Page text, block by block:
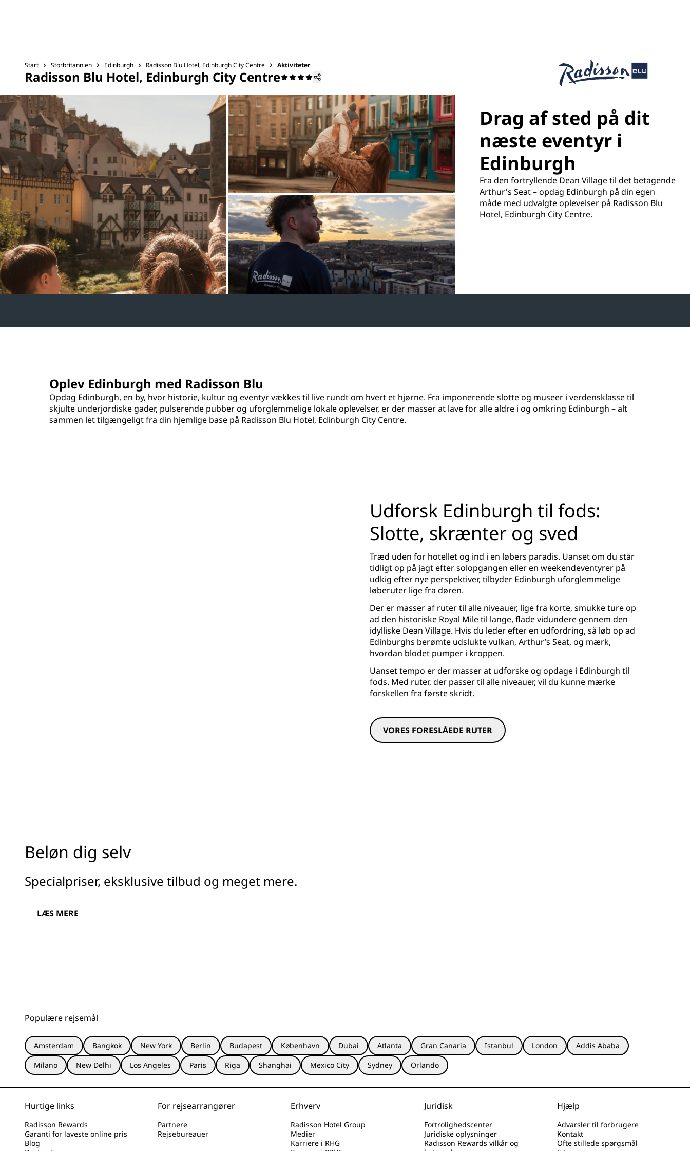
Start Storbritannien Edinburgh Radisson Blu Hotel, Edinburgh City Centre Aktiviteter
Radisson Blu Hotel, Edinburgh City Centre
Drag af sted på dit
næste eventyr i
Edinburgh
Fra den fortryllende Dean Village til det betagende
Arthur's Seat – opdag Edinburgh på din egen
måde med udvalgte oplevelser på Radisson Blu
Hotel, Edinburgh City Centre.
Oplev Edinburgh med Radisson Blu
Opdag Edinburgh, en by, hvor historie, kultur og eventyr vækkes til live rundt om hvert et hjørne. Fra imponerende slotte og museer i verdensklasse til
skjulte underjordiske gader, pulserende pubber og uforglemmelige lokale oplevelser, er der masser at lave for alle aldre i og omkring Edinburgh – alt
sammen let tilgængeligt fra din hjemlige base på Radisson Blu Hotel, Edinburgh City Centre.
Udforsk Edinburgh til fods:
Slotte, skrænter og sved
Træd uden for hotellet og ind i en løbers paradis. Uanset om du står
tidligt op på jagt efter solopgangen eller en weekendeventyrer på
udkig efter nye perspektiver, tilbyder Edinburgh uforglemmelige
løberuter lige fra døren.
Der er masser af ruter til alle niveauer, lige fra korte, smukke ture op
ad den historiske Royal Mile til lange, flade vidundere gennem den
idylliske Dean Village. Hvis du leder efter en udfordring, så løb op ad
Edinburghs berømte udslukte vulkan, Arthur’s Seat, og mærk,
hvordan blodet pumper i kroppen.
Uanset tempo er der masser at udforske og opdage i Edinburgh til
fods. Med ruter, der passer til alle niveauer, vil du kunne mærke
forskellen fra første skridt.
VORES FORESLÅEDE RUTER
Beløn dig selv
Specialpriser, eksklusive tilbud og meget mere.
LÆS MERE
Populære rejsemål
Amsterdam Bangkok New York Berlin Budapest København Dubai Atlanta Gran Canaria Istanbul London
Addis Ababa
Milano
New Delhi Los Angeles Paris Riga Shanghai Mexico City Sydney Orlando
Hurtige links
Radisson Rewards
Garanti for laveste online pris
Blog
For rejsearrangører
Partnere
Rejsebureauer
Erhverv
Radisson Hotel Group
Medier
Karriere i RHG
Juridisk
Fortrolighedscenter
Juridiske oplysninger
Radisson Rewards vilkår og
Hjælp
Advarsler til forbrugere
Kontakt
Ofte stillede spørgsmål